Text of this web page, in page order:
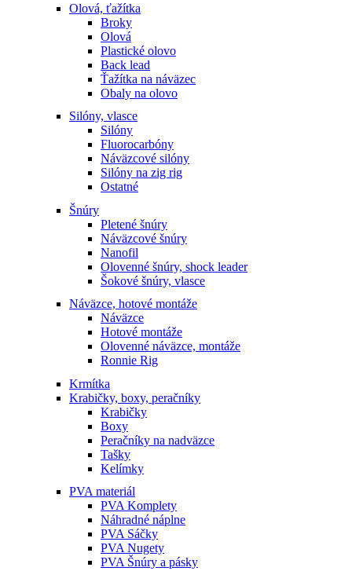
Olová, ťažítka
Broky
Olová
Plastické olovo
Back lead
Ťažítka na náväzec
Obaly na olovo
Silóny, vlasce
Silóny
Fluorocarbóny
Náväzcové silóny
Silóny na zig rig
Ostatné
Šnúry
Pletené šnúry
Náväzcové šnúry
Nanofil
Olovenné šnúry, shock leader
Šokové šnúry, vlasce
Náväzce, hotové montáže
Náväzce
Hotové montáže
Olovenné náväzce, montáže
Ronnie Rig
Krmítka
Krabičky, boxy, peračníky
Krabičky
Boxy
Peračníky na nadväzce
Tašky
Kelímky
PVA materiál
PVA Komplety
Náhradné náplne
PVA Sáčky
PVA Nugety
PVA Šnúry a pásky